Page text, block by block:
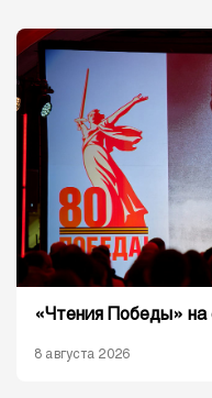
«Чтения Победы» на
8 августа 2026